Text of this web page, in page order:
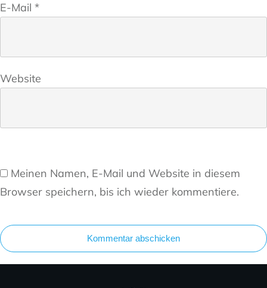
E-Mail *
Website
Meinen Namen, E-Mail und Website in diesem
Browser speichern, bis ich wieder kommentiere.
Kommentar abschicken